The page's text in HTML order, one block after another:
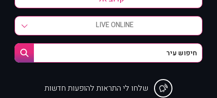
LIVE ONLINE
שלחו לי התראות להופעות חדשות